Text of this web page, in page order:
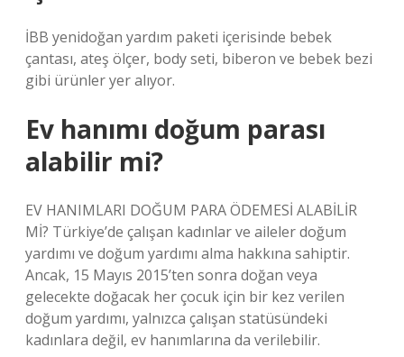
İBB yenidoğan yardım paketi içerisinde bebek
çantası, ateş ölçer, body seti, biberon ve bebek bezi
gibi ürünler yer alıyor.
Ev hanımı doğum parası
alabilir mi?
EV HANIMLARI DOĞUM PARA ÖDEMESİ ALABİLİR
Mİ? Türkiye’de çalışan kadınlar ve aileler doğum
yardımı ve doğum yardımı alma hakkına sahiptir.
Ancak, 15 Mayıs 2015’ten sonra doğan veya
gelecekte doğacak her çocuk için bir kez verilen
doğum yardımı, yalnızca çalışan statüsündeki
kadınlara değil, ev hanımlarına da verilebilir.